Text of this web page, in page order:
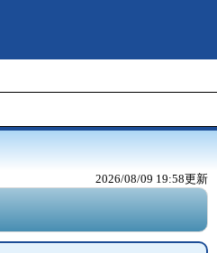
2026/08/09 19:58更新